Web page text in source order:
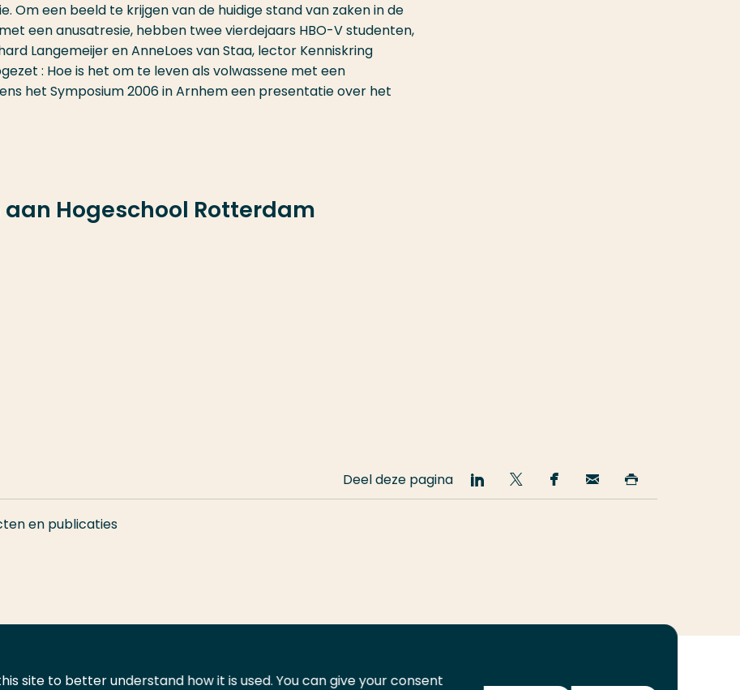
Om een beeld te krijgen van de huidige stand van zaken in de
een anusatresie, hebben twee vierdejaars HBO-V studenten,
Langemeijer en AnneLoes van Staa, lector Kenniskring
: Hoe is het om te leven als volwassene met een
het Symposium 2006 in Arnhem een presentatie over het
Hogeschool Rotterdam
en publicaties
Deel deze pagina
Deel
op
Deel
op
Deel
op
Email
deze deze
site to better understand how it is used. You can give your consent